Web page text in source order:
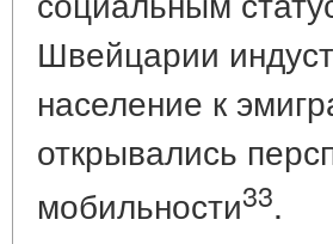
Швейцарии
население к
открывались
мобильности33.